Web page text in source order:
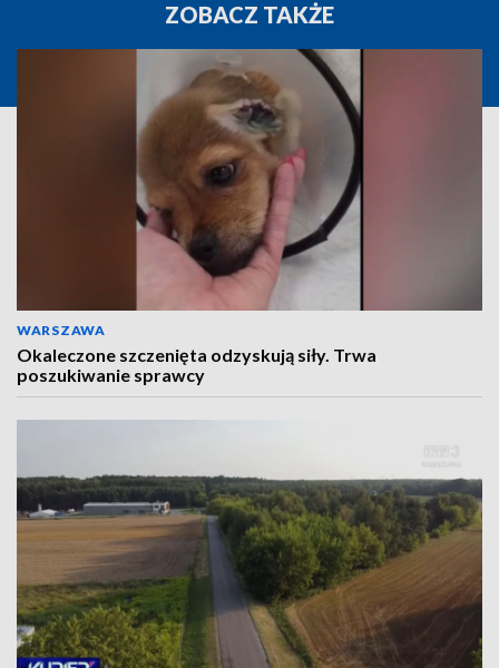
ZOBACZ TAKŻE
WARSZAWA
Okaleczone szczenięta odzyskują siły. Trwa
poszukiwanie sprawcy